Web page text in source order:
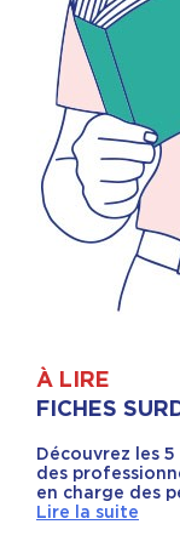
À LIRE
FICHES
Découvrez les
des
en charge des
Lire la suite